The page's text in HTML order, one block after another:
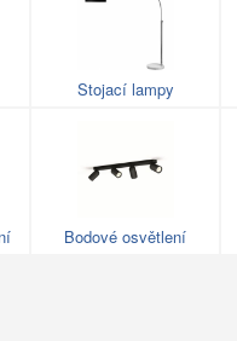
Stojací lampy
Bodové osvětlení